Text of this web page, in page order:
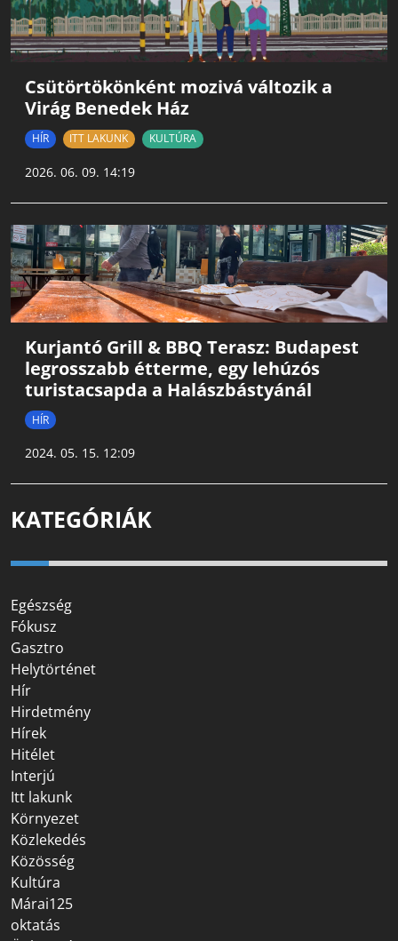
Csütörtökönként mozivá változik a
Virág Benedek Ház
HÍR ITT LAKUNK KULTÚRA
2026. 06. 09. 14:19
Kurjantó Grill & BBQ Terasz: Budapest
legrosszabb étterme, egy lehúzós
turistacsapda a Halászbástyánál
HÍR
2024. 05. 15. 12:09
KATEGÓRIÁK
Egészség
Fókusz
Gasztro
Helytörténet
Hír
Hirdetmény
Hírek
Hitélet
Interjú
Itt lakunk
Környezet
Közlekedés
Közösség
Kultúra
Márai125
oktatás